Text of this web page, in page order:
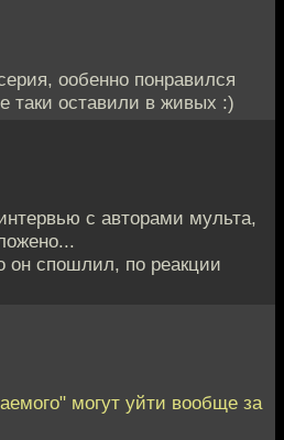
ообенно понравился
таки оставили в живых :)
с авторами мульта,
он спошлил, по реакции
могут уйти вообще за